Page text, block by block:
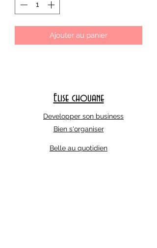
Ajouter au panier
Elise chouane
Developper son business
Bien s'organiser
Belle au quotidien